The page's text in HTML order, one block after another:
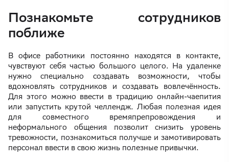
Познакомьте сотрудников
поближе
В офисе работники постоянно находятся в контакте,
чувствуют себя частью большого целого. На удаленке
нужно специально создавать возможности, чтобы
вдохновлять сотрудников и создавать вовлечённость.
Для этого можно ввести в традицию онлайн-чаепития
или запустить крутой челлендж. Любая полезная идея
для совместного времяпрепровождения и
неформального общения позволит снизить уровень
тревожности, познакомиться получше и замотивировать
персонал ввести в свою жизнь полезные привычки.